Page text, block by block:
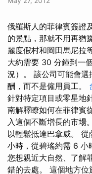
俄羅斯人的菲律賓簽證
的景點，那就不用再猶
麗度假村和岡田馬尼拉
大約需要 30 分鐘到一
況）。 該公司可能會選
酬，而不是僱用員工。
針對特定項目或零星地
南解釋瞭如何在菲律賓
入這個不斷增長的市場
以輕鬆抵達巴拿威。
小時，從碧瑤約需 6 小
您想親近大自然、了解
錯的去處。 這個地方